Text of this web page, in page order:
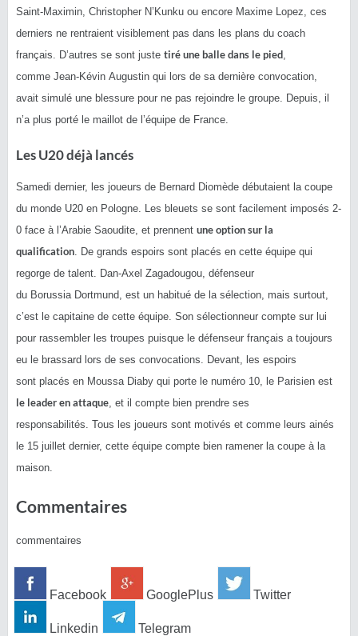
Saint-Maximin, Christopher N’ Kunku ou encore Maxime Lopez, ces
derniers ne rentraient visiblement pas dans les plans du coach
français. D’autres se sont juste tiré une balle dans le pied,
comme Jean-Kévin Augustin qui lors de sa dernière convocation,
avait simulé une blessure pour ne pas rejoindre le groupe. Depuis, il
n’a plus porté le maillot de l’équipe de France.
Les U20déjà lancés
Samedi dernier, les joueurs de Bernard Diomède débutaient la coupe
du monde U20 en Pologne. Les bleuets se sont facilement imposés 2-
0 face à l’Arabie Saoudite, et prennent une option sur la
qualification. De grands espoirs sont placés en cette équipe qui
regorge de talent. Dan-Axel Zagadougou, défenseur
du BorussiaDortmund, est un habitué de la sélection, mais surtout,
c’est le capitaine de cette équipe. Son sélectionneur compte sur lui
pour rassembler les troupes puisque le défenseur français a toujours
eu le brassard lors de ses convocations. Devant, les espoirs
sont placés en Moussa Diaby qui porte le numéro 10, le Parisien est
le leader en attaque, et il compte bien prendre ses
responsabilités. Tous les joueurs sont motivés et comme leurs ainés
le 15 juillet dernier, cette équipe compte bien ramener la coupe à la
maison.
Commentaires
commentaires
Facebook GooglePlus Twitter
Linkedin Telegram